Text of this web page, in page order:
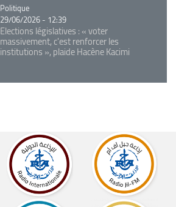
Catégorie
Politique
29/06/2026 - 12:39
Elections législatives : « voter
massivement, c'est renforcer les
institutions », plaide Hacène Kacimi